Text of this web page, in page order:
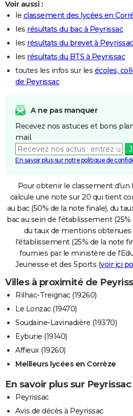
Voir aussi :
le classement des lycées en
les résultats du bac à Peyrissac
les résultats du brevet à Peyrissac
les résultats du BTS à Peyrissac
toutes les infos sur les écoles,
de Peyrissac
A ne pas manquer
Recevez nos astuces et bons
mail.
En savoir plus sur notre politique de
Pour obtenir le classement d'un
calcule une note sur 20 qui tient
au bac (50% de la note finale), du
bac au sein de l'établissement
du taux de mentions obtenues
l'établissement (25% de la note
fournies par le ministère de
Jeunesse et des Sports (voir ici
Villes à proximité de
Rilhac-Treignac (19260)
Le Lonzac (19470)
Soudaine-Lavinadière (19370)
Eyburie (19140)
Affieux (19260)
Meilleurs lycées en Corrèze
En savoir plus sur Peyrissac
Peyrissac
Avis de décès à Peyrissac